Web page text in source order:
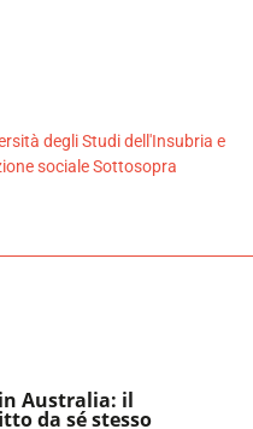
degli Studi dell'Insubria e
sociale Sottosopra
Australia: il
da sé stesso